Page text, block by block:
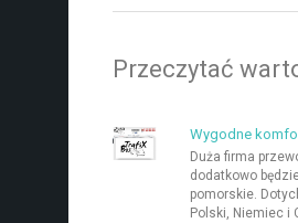
Przeczytać
Wygodne
Duża firma
dodatkowo
pomorskie.
Polski, Niemiec i